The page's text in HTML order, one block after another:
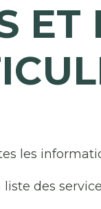
ET
les
liste des